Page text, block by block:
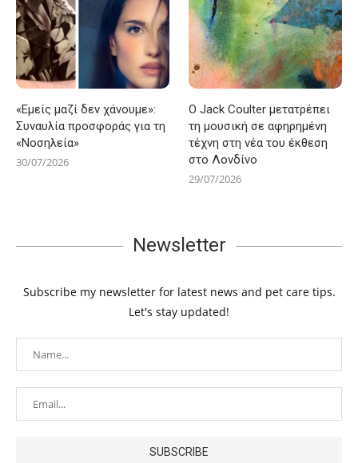
«Εμείς μαζί δεν χάνουμε»:
Συναυλία προσφοράς για τη
«Νοσηλεία»
30/07/2026
Ο Jack Coulter μετατρέπει
τη μουσική σε αφηρημένη
τέχνη στη νέα του έκθεση
στο Λονδίνο
29/07/2026
Newsletter
Subscribe my newsletter for latest news and pet care tips.
Let's stay updated!